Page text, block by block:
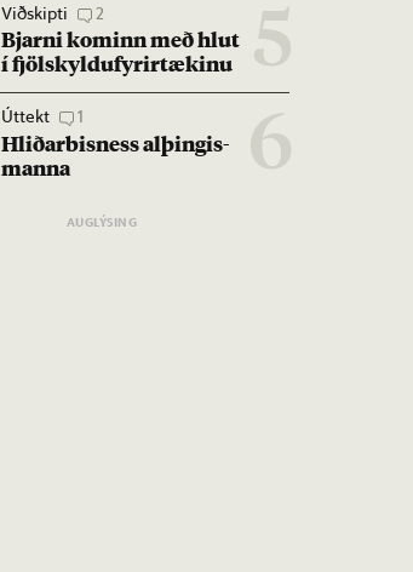
5
Viðskipti 2
Bjarni kom­inn með hlut
í fjöl­skyldu­fyr­ir­tæk­inu
6
Úttekt 1
Hlið­ar­bis­ness al­þing­is­
manna